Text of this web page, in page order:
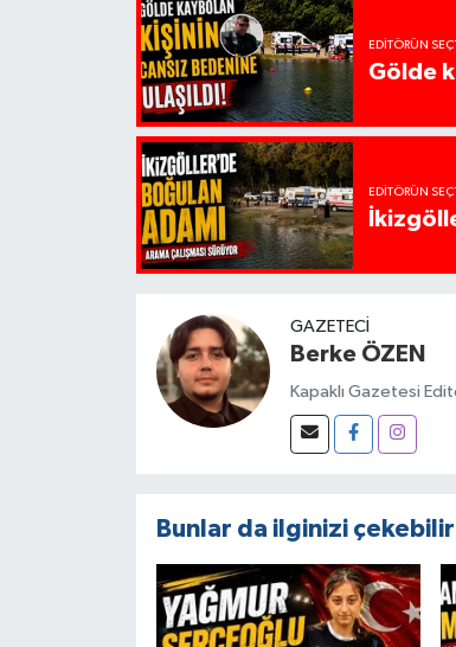
EDITÖRÜN
Gölde
EDITÖRÜN
GAZETECI
Berke ÖZEN
Kapaklı Gazetesi
Bunlar da ilginizi çekebilir